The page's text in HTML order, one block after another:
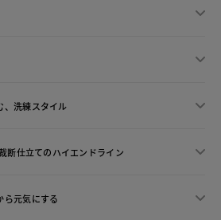
、洗練スタイル
断仕立てのハイエンドライン
ら元気にする